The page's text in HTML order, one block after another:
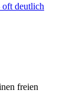
oft deutlich
freien